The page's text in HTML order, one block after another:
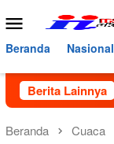
ke
konten
Menu
Mobile
Beranda Nasional
Berita Lainnya
Rp40 Juta
Beranda Cuaca